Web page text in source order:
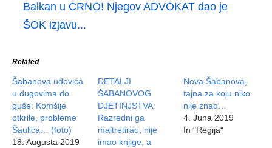
Balkan u CRNO! Njegov ADVOKAT dao je
ŠOK izjavu...
Related
Šabanova udovica
u dugovima do
guše: Komšije
otkrile, probleme
Šaulića… (foto)
18. Augusta 2019
DETALJI
ŠABANOVOG
DJETINJSTVA:
Razredni ga
maltretirao, nije
imao knjige, a
Nova Šabanova,
tajna za koju niko
nije znao…
4. Juna 2019
In "Regija"